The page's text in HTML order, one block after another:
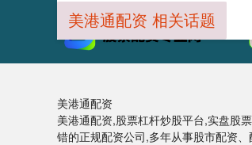
美港通配资
美港通配资,股票杠杆炒股平台,实盘股
错的正规配资公司,多年从事股市配资
美港通配资 相关话题